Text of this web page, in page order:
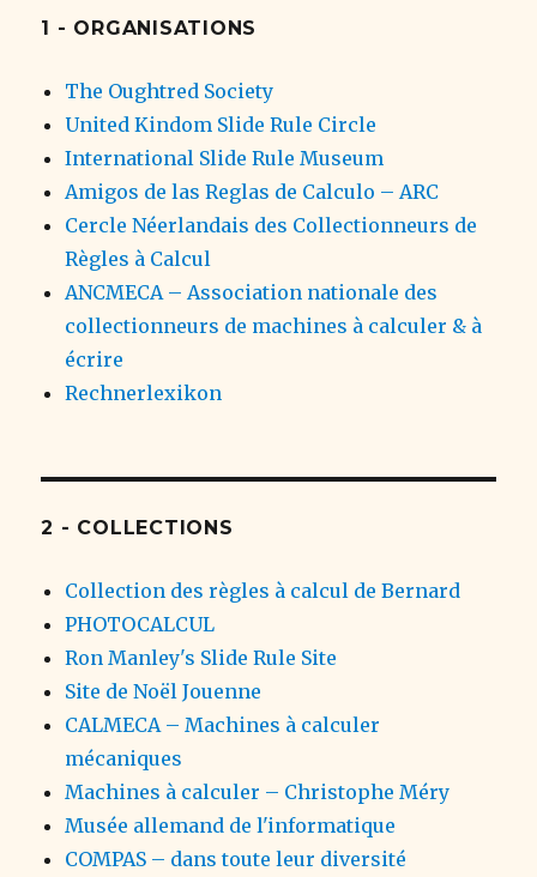
1 - ORGANISATIONS
The Oughtred Society
United Kindom Slide Rule Circle
International Slide Rule Museum
Amigos de las Reglas de Calculo – ARC
Cercle Néerlandais des Collectionneurs de
Règles à Calcul
ANCMECA – Association nationale des
collectionneurs de machines à calculer & à
écrire
Rechnerlexikon
2 - COLLECTIONS
Collection des règles à calcul de Bernard
PHOTOCALCUL
Ron Manley's Slide Rule Site
Site de Noël Jouenne
CALMECA – Machines à calculer
mécaniques
Machines à calculer – Christophe Méry
Musée allemand de l'informatique
COMPAS – dans toute leur diversité